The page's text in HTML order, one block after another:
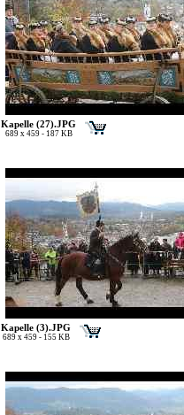
Kapelle (27).JPG
689 x 459 - 187 KB
Kapelle (3).JPG
689 x 459 - 155 KB